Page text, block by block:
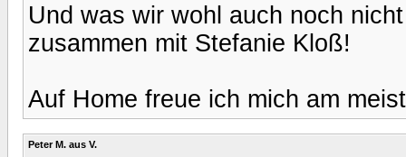
Und was wir wohl auch noch
zusammen mit Stefanie Kloß!
Auf Home freue ich mich am
Peter M. aus V.